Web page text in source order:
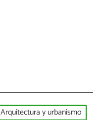
Arquitectura y urbanismo